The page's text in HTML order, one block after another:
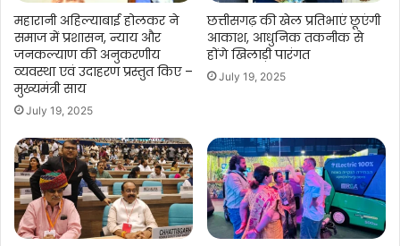
महारानी अहिल्याबाई होलकर ने
समाज में प्रशासन, न्याय और
जनकल्याण की अनुकरणीय
व्यवस्था एवं उदाहरण प्रस्तुत किए –
मुख्यमंत्री साय
July 19, 2025
छत्तीसगढ़ की खेल प्रतिभाएं छूएंगी
आकाश, आधुनिक तकनीक से
होंगे खिलाड़ी पारंगत
July 19, 2025